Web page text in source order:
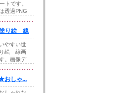
トです。
透過PNG
り絵 線
やすい世
絵 線画
。画像デ
おしゃ...